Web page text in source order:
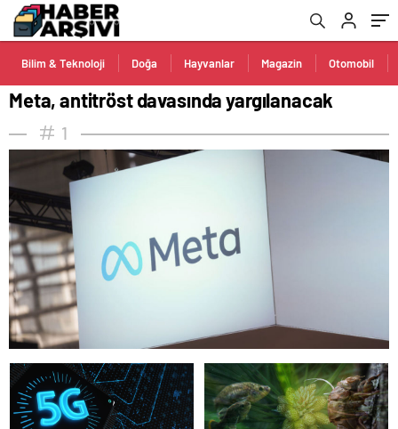
Bilim & Teknoloji Doğa Hayvanlar Magazin Otomobil
Meta, antitröst davasında yargılanacak
1